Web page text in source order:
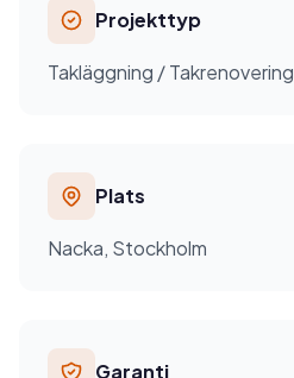
Projekttyp
Takläggning / Takrenovering
Plats
Nacka, Stockholm
Garanti